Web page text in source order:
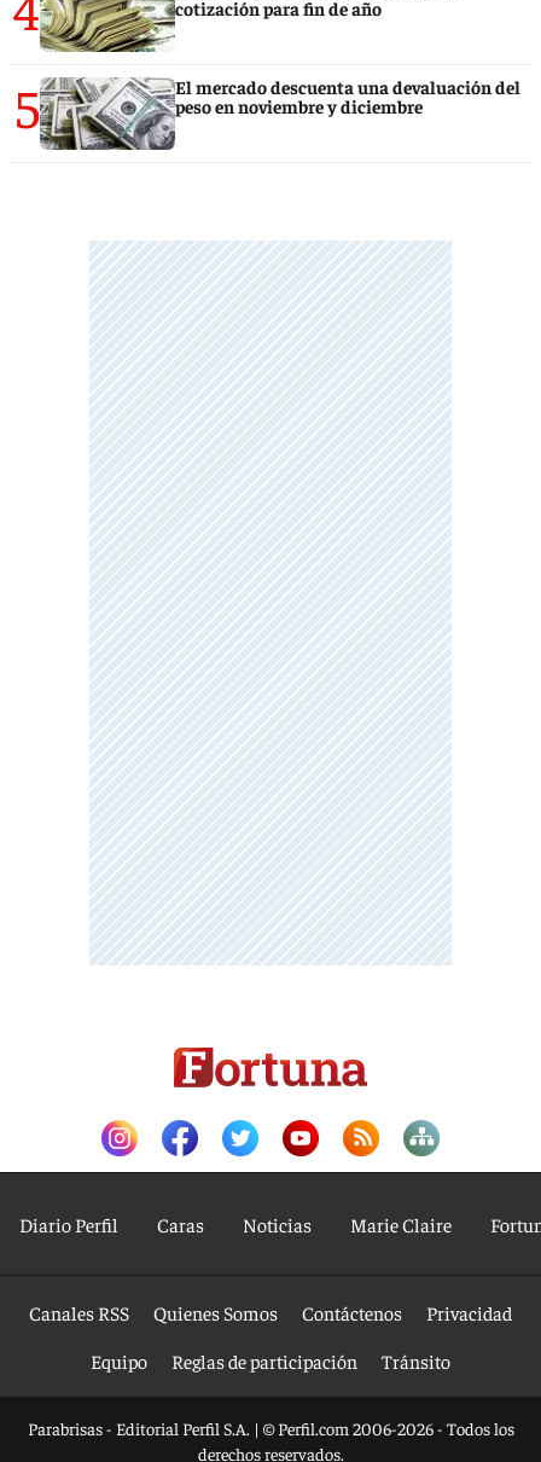
cotización para fin de año
5
El mercado descuenta una devaluación del
peso en noviembre y diciembre
Diario Perfil Caras Noticias Marie Claire
Canales RSS Quienes Somos Contáctenos
Privacidad
Equipo
Reglas de participación Tránsito
Parabrisas - Editorial Perfil S.A. | © Perfil.com 2006-2026 - Todos los
derechos reservados.